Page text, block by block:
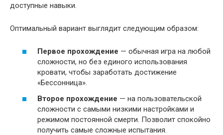
доступные навыки.
Оптимальный вариант выглядит следующим образом:
Первое прохождение — обычная игра на любой
сложности, но без единого использования
кровати, чтобы заработать достижение
«Бессонница».
Второе прохождение — на пользовательской
сложности с самыми низкими настройками и
режимом постоянной смерти. Позволит спокойно
получить самые сложные испытания.